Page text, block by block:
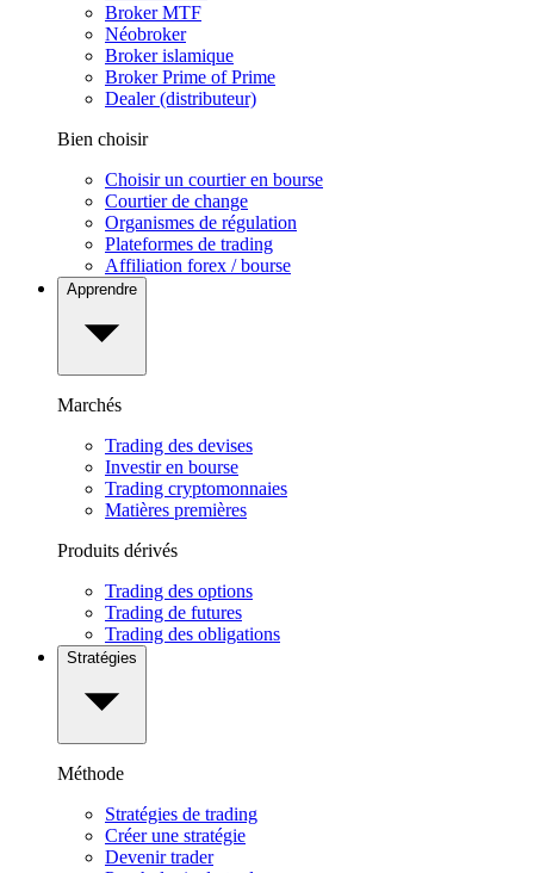
Broker MTF
Néobroker
Broker islamique
Broker Prime of Prime
Dealer (distributeur)
Bien choisir
Choisir un courtier en bourse
Courtier de change
Organismes de régulation
Plateformes de trading
Affiliation forex / bourse
Apprendre
Marchés
Trading des devises
Investir en bourse
Trading cryptomonnaies
Matières premières
Produits dérivés
Trading des options
Trading de futures
Trading des obligations
Stratégies
Méthode
Stratégies de trading
Créer une stratégie
Devenir trader